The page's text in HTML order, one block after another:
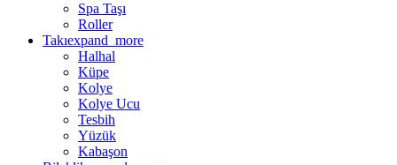
Spa Taşı
Roller
Takıexpand_more
Halhal
Küpe
Kolye
Kolye Ucu
Tesbih
Yüzük
Kabaşon